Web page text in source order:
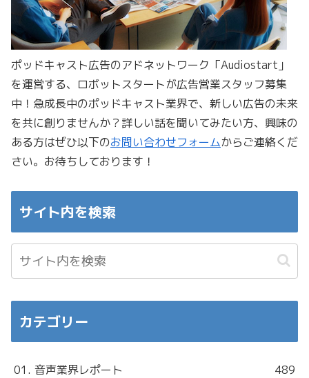
ポッドキャスト広告のアドネットワーク「Audiostart」
を運営する、ロボットスタートが広告営業スタッフ募集
中！急成長中のポッドキャスト業界で、新しい広告の未来
を共に創りませんか？詳しい話を聞いてみたい方、興味の
ある方はぜひ以下のお問い合わせフォームからご連絡くだ
さい。お待ちしております！
サイト内を検索
カテゴリー
01. 音声業界レポート 489